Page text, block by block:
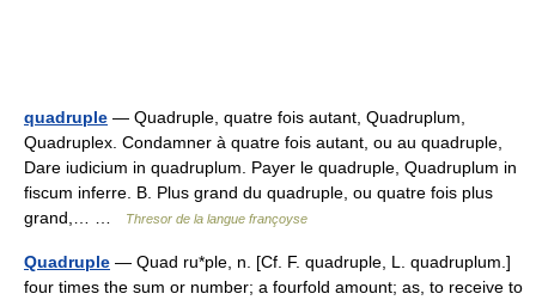
quadruple — Quadruple, quatre fois autant, Quadruplum,
Quadruplex. Condamner à quatre fois autant, ou au quadruple,
Dare iudicium in quadruplum. Payer le quadruple, Quadruplum in
fiscum inferre. B. Plus grand du quadruple, ou quatre fois plus
grand,… …
Thresor de la langue françoyse
Quadruple — Quad ru*ple, n. [Cf. F. quadruple, L. quadruplum.]
four times the sum or number; a fourfold amount; as, to receive to